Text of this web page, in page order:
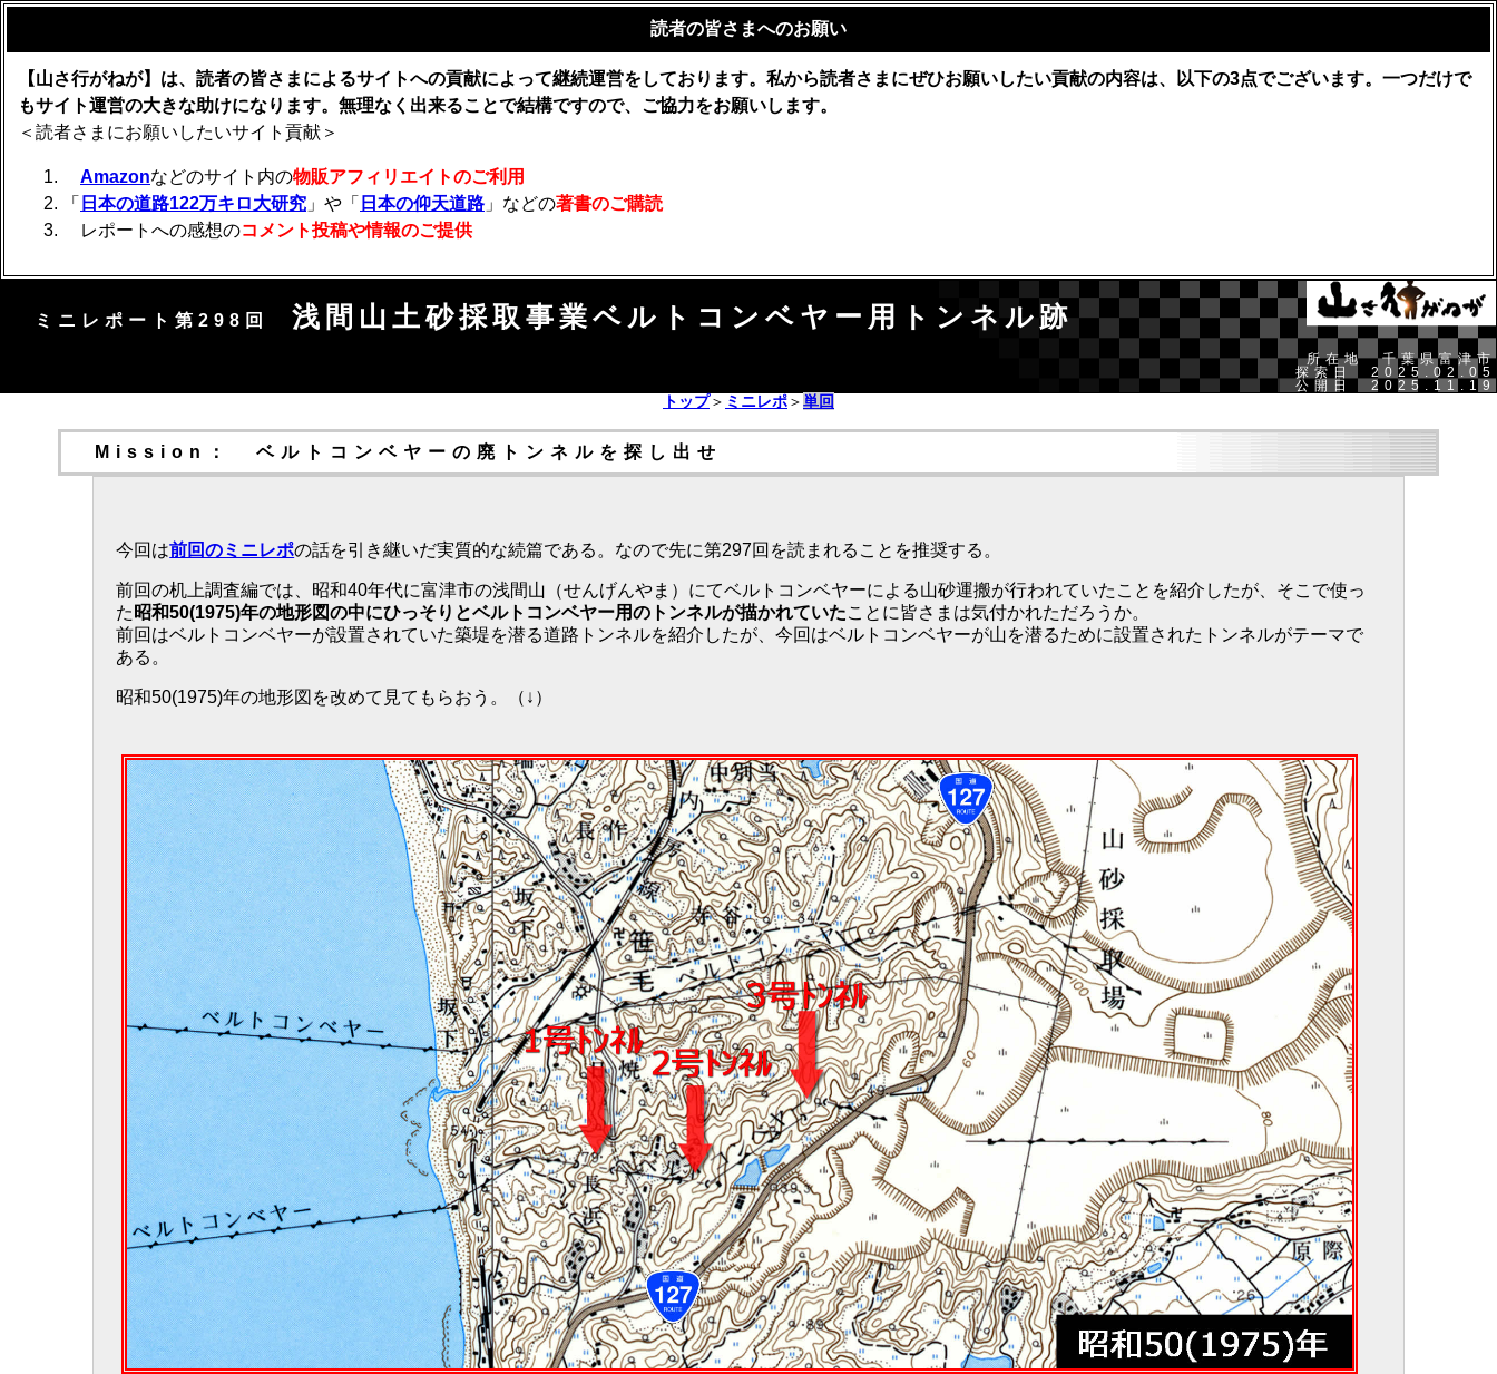
読者の皆さまへのお願い
【山さ行がねが】は、読者の皆さまによるサイトへの貢献によって継続運営をしております。私から読者さまにぜひお願いしたい貢献の内容は、以下の3点でございます。一つだけで
もサイト運営の大きな助けになります。無理なく出来ることで結構ですので、ご協力をお願いします。
＜読者さまにお願いしたいサイト貢献＞
Amazonなどのサイト内の物販アフィリエイトのご利用
「 日本の道路122万キロ大研究 」や「 日本の仰天道路 」などの著書のご購読
レポートへの感想のコメント投稿や情報のご提供
ミニレポート第298回 浅間山土砂採取事業ベルトコンベヤー用トンネル跡
所在地 千葉県富津市
探索日 2025.02.05
公開日 2025.11.19
トップ＞ ミニレポ＞単回
Mission： ベルトコンベヤーの廃トンネルを探し出せ
今回は前回のミニレポの話を引き継いだ実質的な続篇である。なので先に第297回を読まれることを推奨する。
前回の机上調査編では、昭和40年代に富津市の浅間山（せんげんやま）にてベルトコンベヤーによる山砂運搬が行われていたことを紹介したが、そこで使っ
た 昭和50(1975)年の地形図の中にひっそりとベルトコンベヤー用のトンネルが描かれていたことに皆さまは気付かれただろうか。
前回はベルトコンベヤーが設置されていた築堤を潜る道路トンネルを紹介したが、今回はベルトコンベヤーが山を潜るために設置されたトンネルがテーマで
ある。
昭和50(1975)年の地形図を改めて見てもらおう。（↓）